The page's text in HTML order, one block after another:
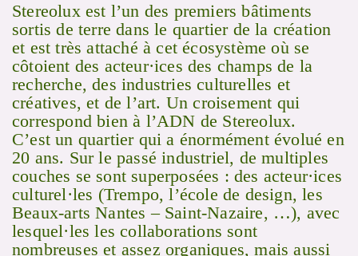
Stereolux est l’un des premiers bâtiments
sortis de terre dans le quartier de la création
et est très attaché à cet écosystème où se
côtoient des acteur·ices des champs de la
recherche, des industries culturelles et
créatives, et de l’art. Un croisement qui
correspond bien à l’ADN de Stereolux.
C’est un quartier qui a énormément évolué en
20 ans. Sur le passé industriel, de multiples
couches se sont superposées : des acteur·ices
culturel·les (Trempo, l’école de design, les
Beaux-arts Nantes – Saint-Nazaire, …), avec
lesquel·les les collaborations sont
nombreuses et assez organiques, mais aussi